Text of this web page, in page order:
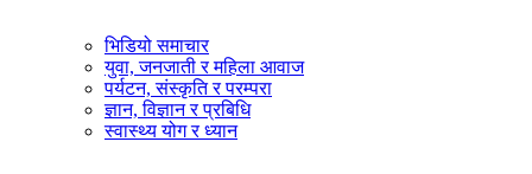
भिडियो समाचार
युवा, जनजाती र महिला आवाज
पर्यटन, संस्कृति र परम्परा
ज्ञान, विज्ञान र प्रबिधि
स्वास्थ्य योग र ध्यान